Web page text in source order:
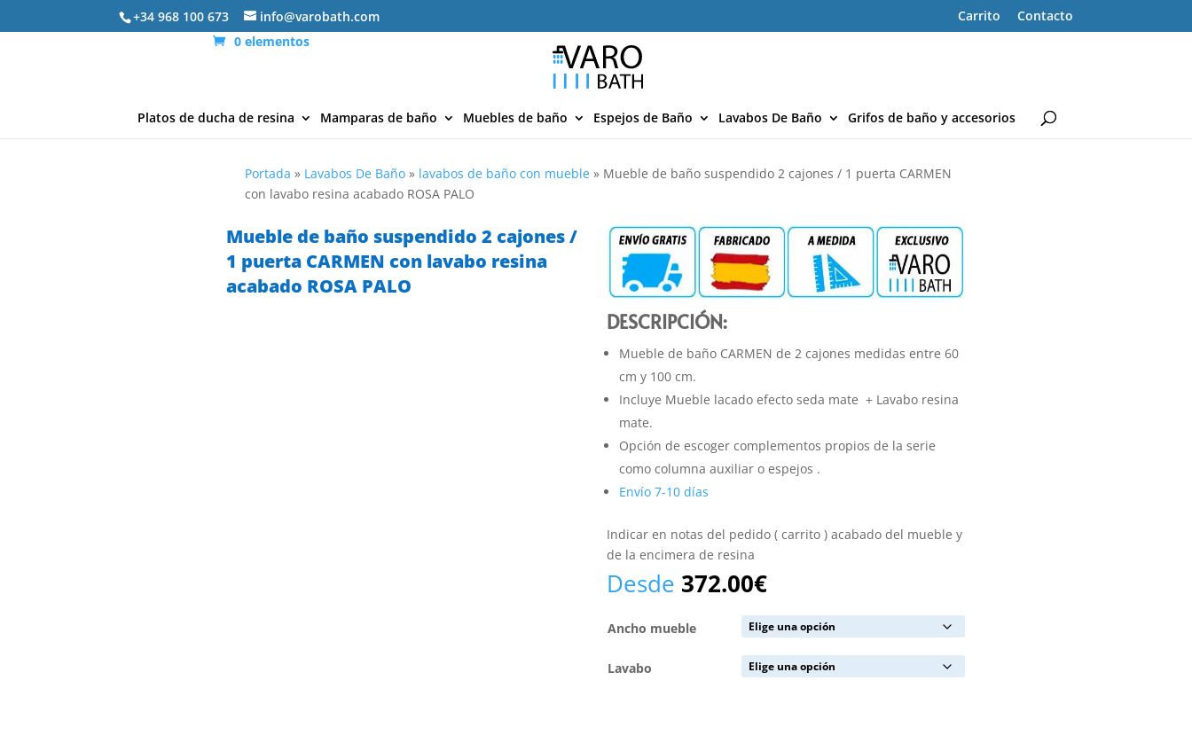
+34 968 100 673 info@varobath.com Carrito
Contacto
0 elementos
Platos de ducha de resina Mamparas de baño Muebles de baño Espejos de Baño Lavabos De Baño Grifos de baño y accesorios
Portada » Lavabos De Baño » lavabos de baño con mueble » Mueble de baño suspendido 2 cajones / 1 puerta CARMEN
con lavabo resina acabado ROSA PALO
Mueble de baño suspendido 2 cajones /
1 puerta CARMEN con lavabo resina
acabado ROSA PALO
DESCRIPCIÓN:
Mueble de baño CARMEN de 2 cajones medidas entre 60
cm y 100 cm.
Incluye Mueble lacado efecto seda mate + Lavabo resina
mate.
Opción de escoger complementos propios de la serie
como columna auxiliar o espejos .
Envío 7-10 días
Indicar en notas del pedido ( carrito ) acabado del mueble y
de la encimera de resina
Desde 372.00€
Ancho mueble
Lavabo